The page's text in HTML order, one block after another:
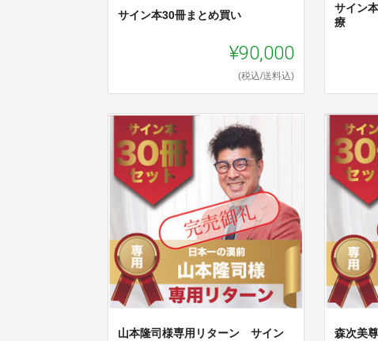
サイン本30冊まとめ買い
¥90,000
(税込/送料込)
サイン
療
山本隆司様専用リターン サイン
森次美